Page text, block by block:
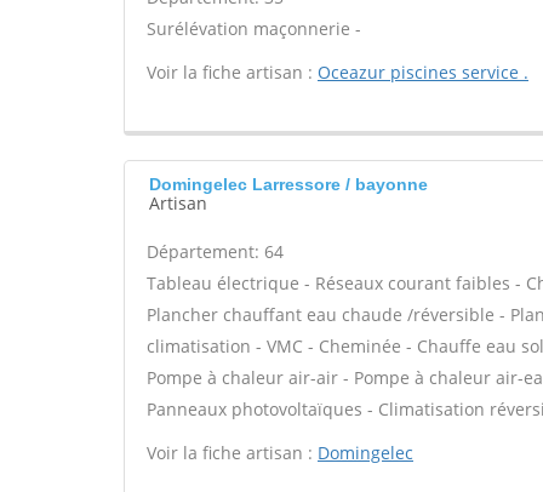
Surélévation maçonnerie -
Voir la fiche artisan : Oceazur piscines service .
Domingelec Larressore / bayonne
Artisan
Département: 64
Tableau électrique - Réseaux courant faibles -
Plancher chauffant eau chaude /réversible -
climatisation - VMC - Cheminée - Chauffe eau
Pompe à chaleur air-air - Pompe à chaleur air-
Panneaux photovoltaïques - Climatisation
Voir la fiche artisan : Domingelec